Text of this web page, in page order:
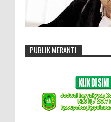
PUBLIK MERANTI